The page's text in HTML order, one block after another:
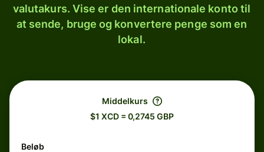
valutakurs. Vise er den internationale konto til
at sende, bruge og konvertere penge som en
lokal.
Middelkurs
$1 XCD = 0,2745 GBP
Beløb